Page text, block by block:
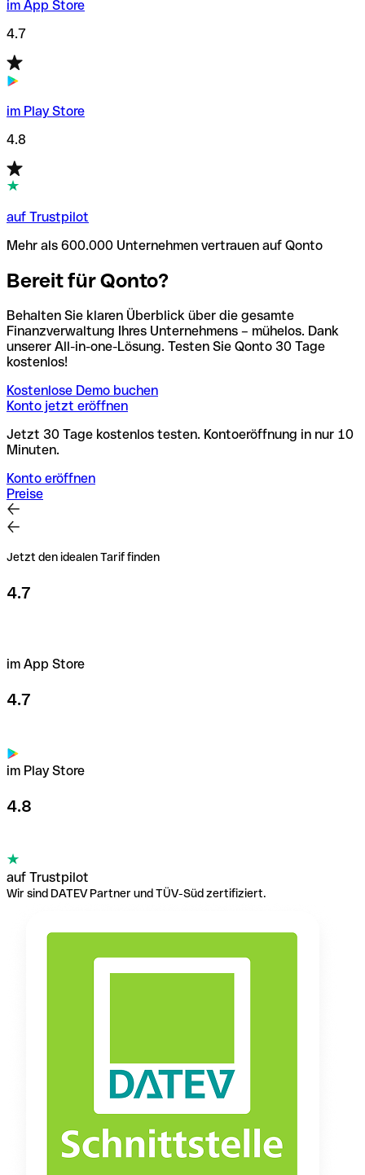
im App Store
4.7
im Play Store
4.8
auf Trustpilot
Mehr als 600.000 Unternehmen vertrauen auf Qonto
Bereit für Qonto?
Behalten Sie klaren Überblick über die gesamte
Finanzverwaltung Ihres Unternehmens – mühelos. Dank
unserer All-in-one-Lösung. Testen Sie Qonto 30 Tage
kostenlos!
Kostenlose Demo buchen
Konto jetzt eröffnen
Jetzt 30 Tage kostenlos testen. Kontoeröffnung in nur 10
Minuten.
Konto eröffnen
Preise
Jetzt den idealen Tarif finden
4.7
im App Store
4.7
im Play Store
4.8
auf Trustpilot
Wir sind DATEV Partner und TÜV-Süd zertifiziert.